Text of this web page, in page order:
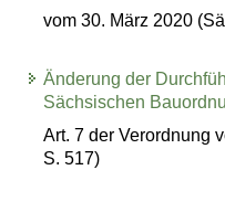
vom 30. März 2020
Änderung der
Sächsischen
Art. 7 der Verordnung
S. 517)